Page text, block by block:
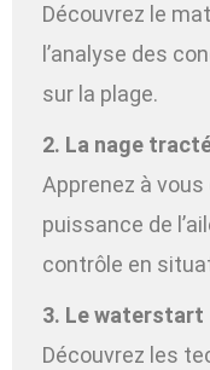
Découvrez le
l’analyse des
sur la plage.
2. La nage
Apprenez à vous
puissance de
contrôle en
3. Le waterstart
Découvrez les